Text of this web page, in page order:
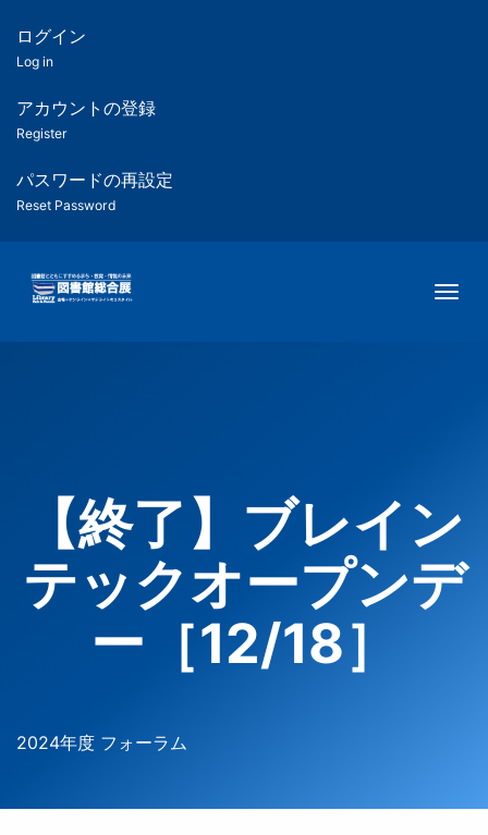
ツ
匿
名
ユ
ー
ー
用
メ
ログイン
Log in
アカウントの登録
Register
パスワードの再設定
Reset Password
【終了】ブレイン
テックオープンデ
ー［12/18］
2024年度 フォーラム